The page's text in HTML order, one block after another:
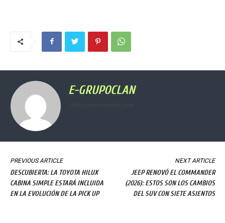
E-GRUPOCLAN
PREVIOUS ARTICLE
DESCUBIERTA: LA TOYOTA HILUX
CABINA SIMPLE ESTARÁ INCLUIDA
EN LA EVOLUCIÓN DE LA PICK UP
NEXT ARTICLE
JEEP RENOVÓ EL COMMANDER
(2026): ESTOS SON LOS CAMBIOS
DEL SUV CON SIETE ASIENTOS